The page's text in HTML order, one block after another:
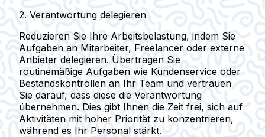
2. Verantwortung delegieren
Reduzieren Sie Ihre Arbeitsbelastung, indem Sie
Aufgaben an Mitarbeiter, Freelancer oder externe
Anbieter delegieren. Übertragen Sie
routinemäßige Aufgaben wie Kundenservice oder
Bestandskontrollen an Ihr Team und vertrauen
Sie darauf, dass diese die Verantwortung
übernehmen. Dies gibt Ihnen die Zeit frei, sich auf
Aktivitäten mit hoher Priorität zu konzentrieren,
während es Ihr Personal stärkt.